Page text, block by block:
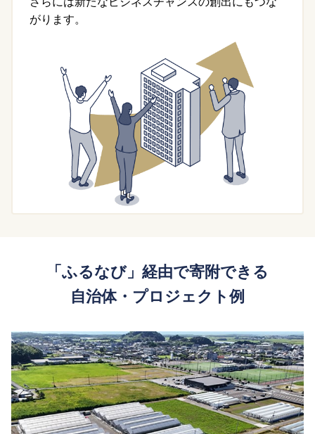
がります。
「ふるなび」経由で寄附できる
自治体・プロジェクト例